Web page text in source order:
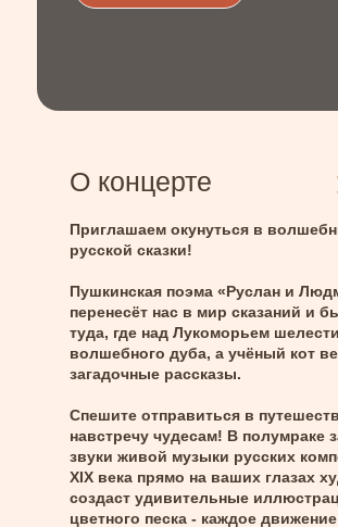
О концерте
Приглашаем окунуться в
русской сказки!
Пушкинская поэма «Руслан и
перенесёт нас в мир сказаний и
туда, где над Лукоморьем
волшебного дуба, а учёный кот
загадочные рассказы.
Спешите отправиться в
навстречу чудесам! В полумраке
звуки живой музыки русских
XIX века прямо на ваших глазах
создаст удивительные
цветного песка - каждое